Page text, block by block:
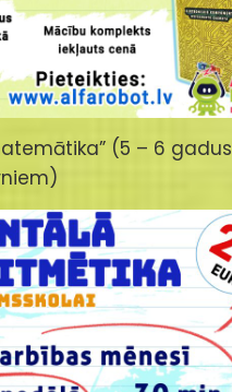
(5 – 6 gadus